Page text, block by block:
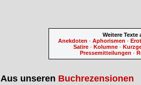
Weitere
Anekdoten ·Aphorismen ·
Satire ·Kolumne ·
Pressemitteilungen ·
Aus unseren Buchrezensionen